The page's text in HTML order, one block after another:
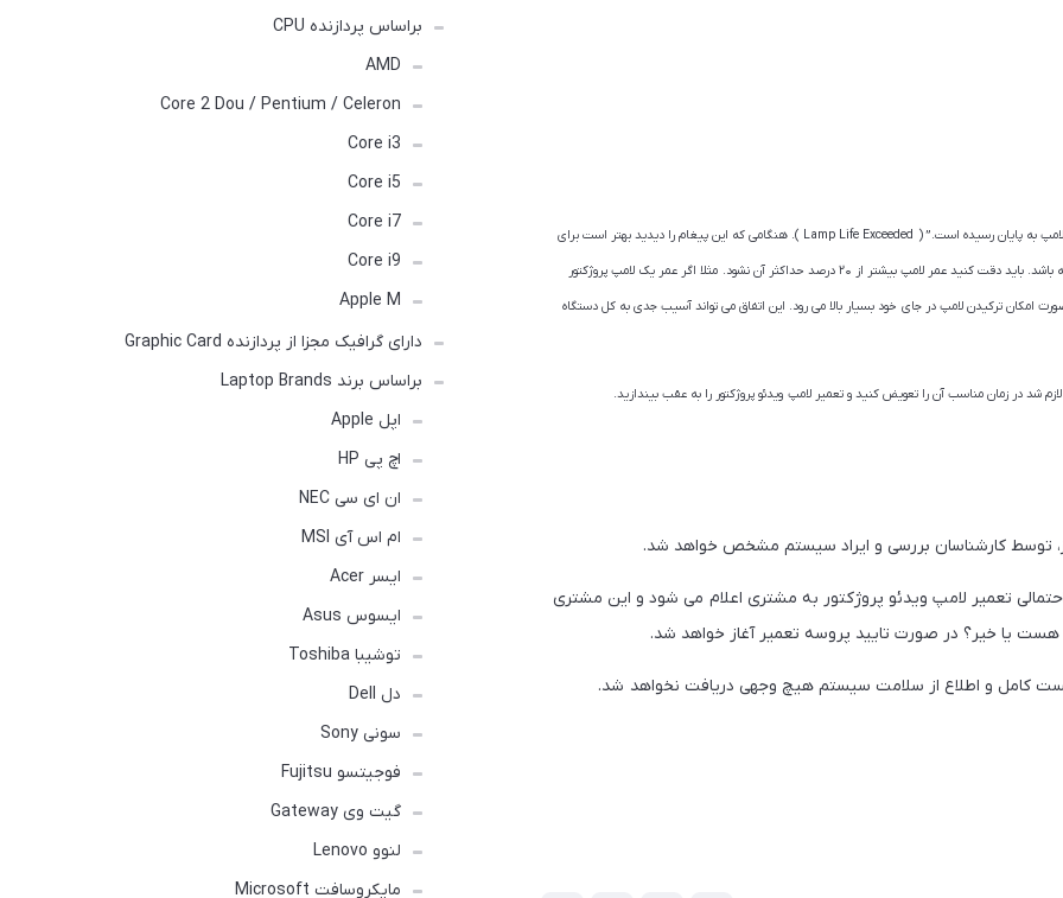
اکثر پروژکتورها هنگامی که عمر لامپ تمام می شود، پیغامی می دهند مبنی بر اینکه “عمر لامپ به پایان رسیده است.” ( Lamp Life Exceeded ). هنگامی که این پیغام را دیدید بهتر است برای
تعویض و تعمیر لامپ ویدئو پروژکتور خود اقدام کنید حتی اگر مشکلی در تصویر دهی نداشته باشد. باید دقت کنید عمر لامپ بیشتر از ۲۰ درصد حداکثر آن نشود. مثلا اگر عمر یک لامپ پروژکتور
تعویض کنید، زیرا در غیر این صورت امکان ترکیدن لامپ در جای خود بسیار بالا می رود. این اتفاق می تواند آسیب جدی به کل دستگاه
شد در زمان مناسب آن را تعویض کنید و تعمیر لامپ ویدئو پروژکتور را به عقب بیندازید.
توسط کارشناسان بررسی و ایراد سیستم مشخص خواهد شد.
تعمیر لامپ ویدئو پروژکتور به مشتری اعلام می شود و این مشتری
یا خیر؟ در صورت تایید پروسه تعمیر آغاز خواهد شد.
کامل و اطلاع از سلامت سیستم هیچ وجهی دریافت نخواهد شد.
براساس پردازنده CPU
AMD
Core 2 Dou / Pentium / Celeron
Core i3
Core i5
Core i7
Core i9
Apple M
دارای گرافیک مجزا از پردازنده Graphic Card
براساس برند Laptop Brands
اپل Apple
اچ پی HP
ان ای سی NEC
ام اس آی MSI
ایسر Acer
ایسوس Asus
توشیبا Toshiba
دل Dell
سونی Sony
فوجیتسو Fujitsu
گیت وی Gateway
لنوو Lenovo
مایکروسافت Microsoft